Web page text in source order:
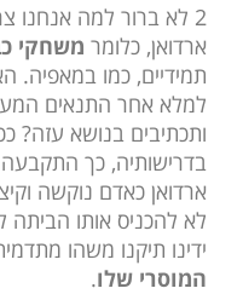
2 לא ברור למה אנחנו
ארדואן, כלומר משחקי
תמידיים, כמו במאפיה.
למלא אחר התנאים
ותכתיבים בנושא עזה?
בדרישותיה, כך
ארדואן כאדם נוקשה
לא להכניס אותו הביתה
ידינו תיקנו משהו
המוסרי שלו.